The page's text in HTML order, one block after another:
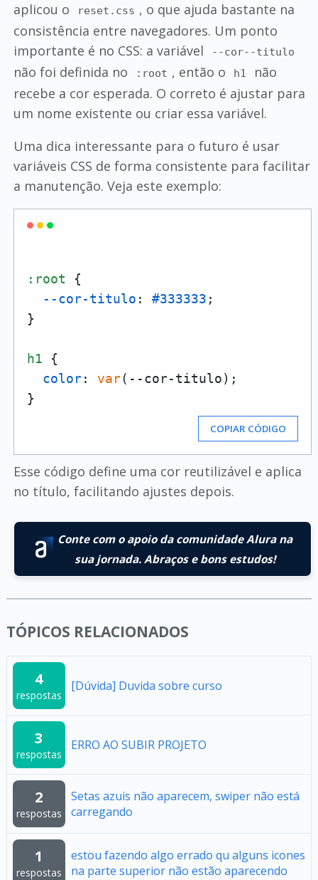
aplicou o
reset.css , o que ajuda bastante na
consistência entre navegadores. Um ponto
importante é no CSS: a variável
--cor--titulo
não foi definida no :root , então o h1
não
recebe a cor esperada. O correto é ajustar para
um nome existente ou criar essa variável.
Uma dica interessante para o futuro é usar
variáveis CSS de forma consistente para facilitar
a manutenção. Veja este exemplo:
:root {
--cor-titulo : #333333 ;
}
h1 {
color: var(--cor-titulo);
COPIAR CÓDIGO
Esse código define uma cor reutilizável e aplica
no título, facilitando ajustes depois.
Conte com o apoio da comunidade Alura na
sua jornada. Abraços e bons estudos!
TÓPICOS RELACIONADOS
4
respostas
[Dúvida] Duvida sobre curso
3
respostas
ERRO AO SUBIR PROJETO
2
respostas
Setas azuis não aparecem, swiper não está
carregando
1
respostas
estou fazendo algo errado qu alguns icones
na parte superior não estão aparecendo